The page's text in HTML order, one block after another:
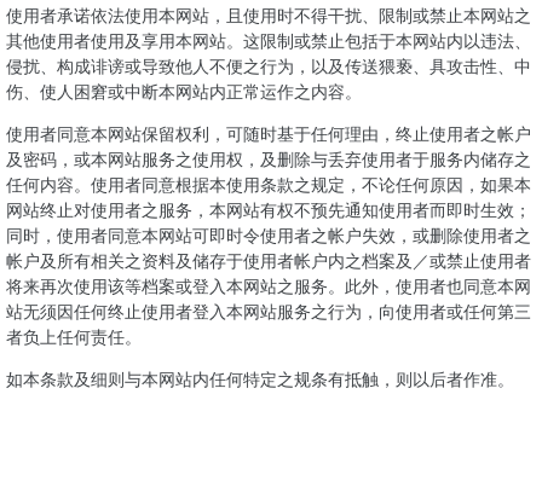
使用者承诺依法使用本网站，且使用时不得干扰、限制或禁止本网站之
其他使用者使用及享用本网站。这限制或禁止包括于本网站内以违法、
侵扰、构成诽谤或导致他人不便之行为，以及传送猥亵、具攻击性、中
伤、使人困窘或中断本网站内正常运作之内容。
使用者同意本网站保留权利，可随时基于任何理由，终止使用者之帐户
及密码，或本网站服务之使用权，及删除与丢弃使用者于服务内储存之
任何内容。使用者同意根据本使用条款之规定，不论任何原因，如果本
网站终止对使用者之服务，本网站有权不预先通知使用者而即时生效；
同时，使用者同意本网站可即时令使用者之帐户失效，或删除使用者之
帐户及所有相关之资料及储存于使用者帐户内之档案及／或禁止使用者
将来再次使用该等档案或登入本网站之服务。此外，使用者也同意本网
站无须因任何终止使用者登入本网站服务之行为，向使用者或任何第三
者负上任何责任。
如本条款及细则与本网站内任何特定之规条有抵触，则以后者作准。